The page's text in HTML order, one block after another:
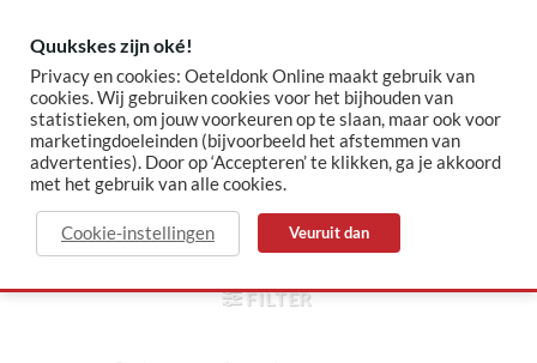
content
✓ Sinds 2015 jouw Oeteldonk-shop ✓ Veilig betalen via Mollie
mariachi
HOME / PRODUCTEN GETAGGED “MARIACHI”
FILTER
Quukskes zijn oké!
Privacy en cookies: Oeteldonk Online maakt gebruik van
cookies. Wij gebruiken cookies voor het bijhouden van
statistieken, om jouw voorkeuren op te slaan, maar ook voor
marketingdoeleinden (bijvoorbeeld het afstemmen van
advertenties). Door op ‘Accepteren’ te klikken, ga je akkoord
met het gebruik van alle cookies.
Cookie-instellingen Veuruit dan